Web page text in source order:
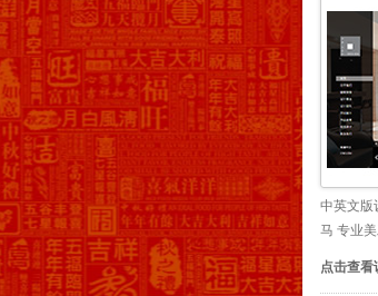
中英文版
马 专业
点击查看